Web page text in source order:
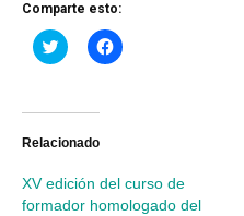
Comparte esto:
Haz
clic
Twitter
abre
ventana
nueva)
Haz
clic
ventana
nueva)
Relacionado
XV edición del curso de
formador homologado del